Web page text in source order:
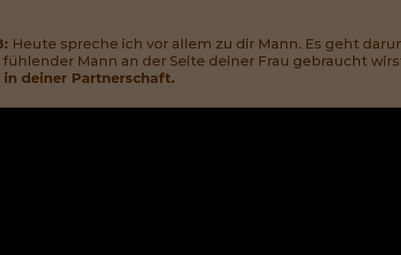
Heute spreche ich vor allem zu dir Mann. Es geht
Mann an der Seite deiner Frau gebraucht
deiner Partnerschaft.